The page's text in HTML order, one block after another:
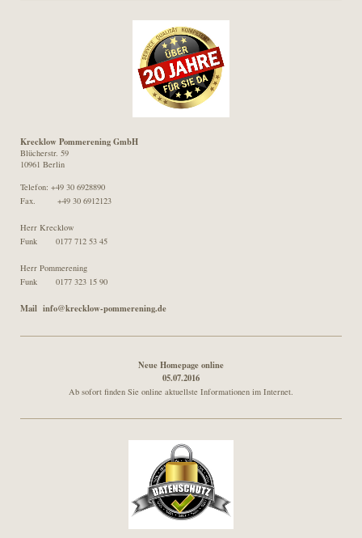
Krecklow Pommerening GmbH
Blücherstr. 59
10961 Berlin
Telefon: +49 30 6928890
Fax. +49 30 6912123
Herr Krecklow
Funk 0177 712 53 45
Herr Pommerening
Funk 0177 323 15 90
Mail info@krecklow-pommerening.de
Neue Homepage online
05.07.2016
Ab sofort finden Sie online aktuellste Informationen im Internet.